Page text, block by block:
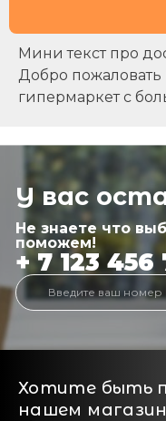
Мини текст про
Добро пожаловать
гипермаркет с
У вас
Не знаете что
поможем!
+ 7 123 456
Хотите быть
нашем